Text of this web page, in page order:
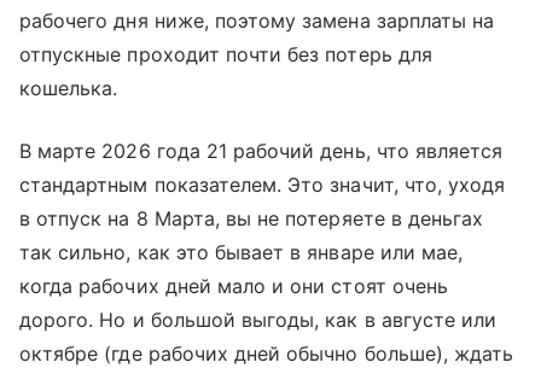
рабочего дня ниже, поэтому замена зарплаты на
отпускные проходит почти без потерь для
кошелька.
В марте 2026 года 21 рабочий день, что является
стандартным показателем. Это значит, что, уходя
в отпуск на 8 Марта, вы не потеряете в деньгах
так сильно, как это бывает в январе или мае,
когда рабочих дней мало и они стоят очень
дорого. Но и большой выгоды, как в августе или
октябре (где рабочих дней обычно больше), ждать